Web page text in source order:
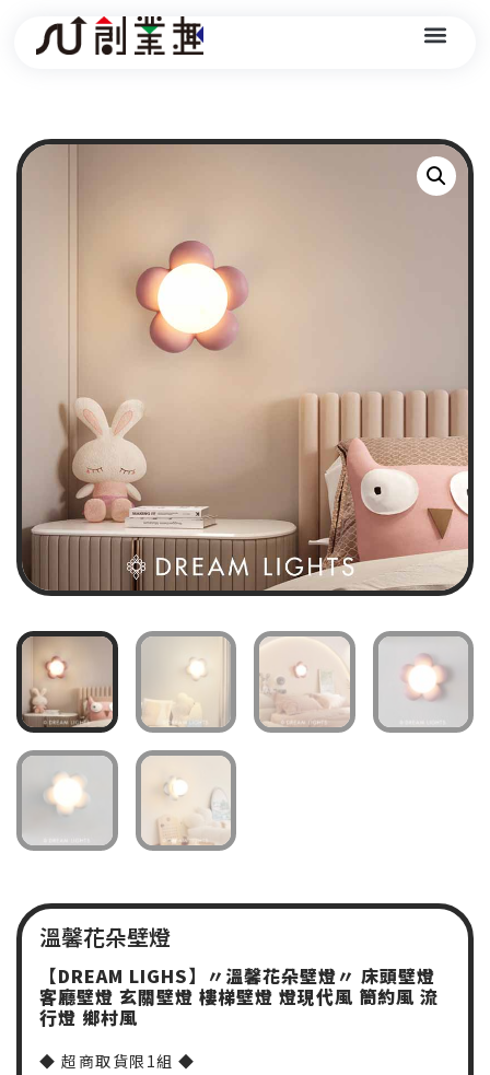
溫馨花朵壁燈
【DREAM LIGHS】〃溫馨花朵壁燈〃 床頭壁燈
客廳壁燈 玄關壁燈 樓梯壁燈 燈現代風 簡約風 流
行燈 鄉村風
◆ 超商取貨限1組 ◆